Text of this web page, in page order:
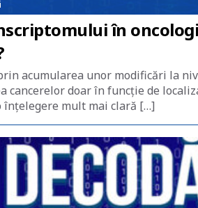
în
acumularea unor modificări la
cancerelor doar în funcție de
înțelegere mult mai clară […]